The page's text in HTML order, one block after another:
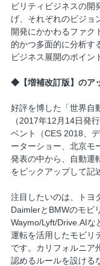
ビリティビジネスの開
げ、それぞれのビジョ
開発にかかわるファク
的かつ多面的に分析す
ビジネス展開のポイン
◆【増補改訂版】のア
好評を博した「世界自
（2017年12月14日発
ベント（CES 2018、
ーターショー、北京モ
発表の中から、自動運
をピックアップして記
注目したいのは、トヨ
DaimlerとBMWのモビ
Waymo/Lyft/Drive.AIな
運転を活用したモビリ
です。カリフォルニア
認めるルールを設ける